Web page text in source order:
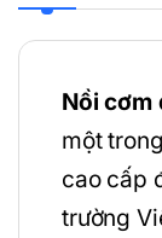
Nồi cơm
một
cao cấp
trường